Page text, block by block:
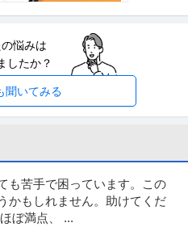
兼業」客員起業家（Gap Fund
の事業化推進チームで創業に向
医科歯科大学）
職場内禁煙
【業種】その他（教育・官公庁）など
制 特別休暇
あたり、より戦略的に成長を遂げる
きを見る
悩みは
したか？
聞いてみる
も苦手で困っています。この
かもしれません。助けてくだ
ぼ満点、 ...